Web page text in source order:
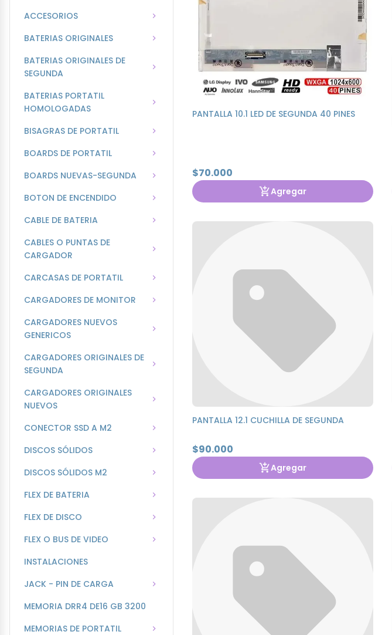
ACCESORIOS
BATERIAS ORIGINALES
BATERIAS ORIGINALES DE
SEGUNDA
BATERIAS PORTATIL
HOMOLOGADAS
BISAGRAS DE PORTATIL
BOARDS DE PORTATIL
BOARDS NUEVAS-SEGUNDA
BOTON DE ENCENDIDO
CABLE DE BATERIA
CABLES O PUNTAS DE
CARGADOR
CARCASAS DE PORTATIL
CARGADORES DE MONITOR
CARGADORES NUEVOS
GENERICOS
CARGADORES ORIGINALES DE
SEGUNDA
CARGADORES ORIGINALES
NUEVOS
CONECTOR SSD A M2
DISCOS SÓLIDOS
DISCOS SÓLIDOS M2
FLEX DE BATERIA
FLEX DE DISCO
FLEX O BUS DE VIDEO
INSTALACIONES
JACK - PIN DE CARGA
MEMORIA DRR4 DE16 GB 3200
MEMORIAS DE PORTATIL
PANTALLA 10.1 LED DE SEGUNDA 40 PINES
$70.000
Agregar
PANTALLA 12.1 CUCHILLA DE SEGUNDA
$90.000
Agregar